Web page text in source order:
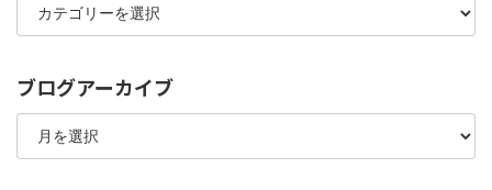
グ
テ
ゴ
リ
ブログアーカイブ
ブ
グ